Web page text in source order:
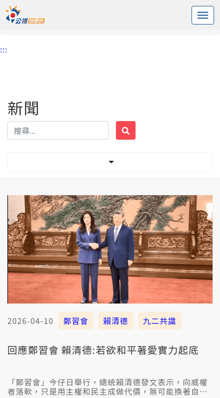
中央內容區塊
頭頁
:::
新聞
2026-04-10 鄭習會 賴清德 九二共識
回應鄭習會 賴清德:若欲和平著愛實力起底
「鄭習會」今仔日舉行，總統賴清德發文表示，向威權
者落軟，只是用主權和民主成做代價，無可能換著自由